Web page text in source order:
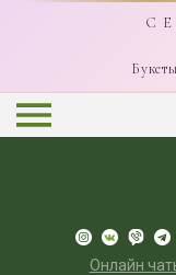
С
Онлайн